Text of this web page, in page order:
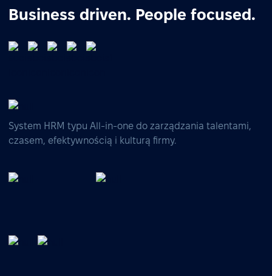
Business driven. People focused.
System HRM typu All-in-one do zarządzania talentami,
czasem, efektywnością i kulturą firmy.